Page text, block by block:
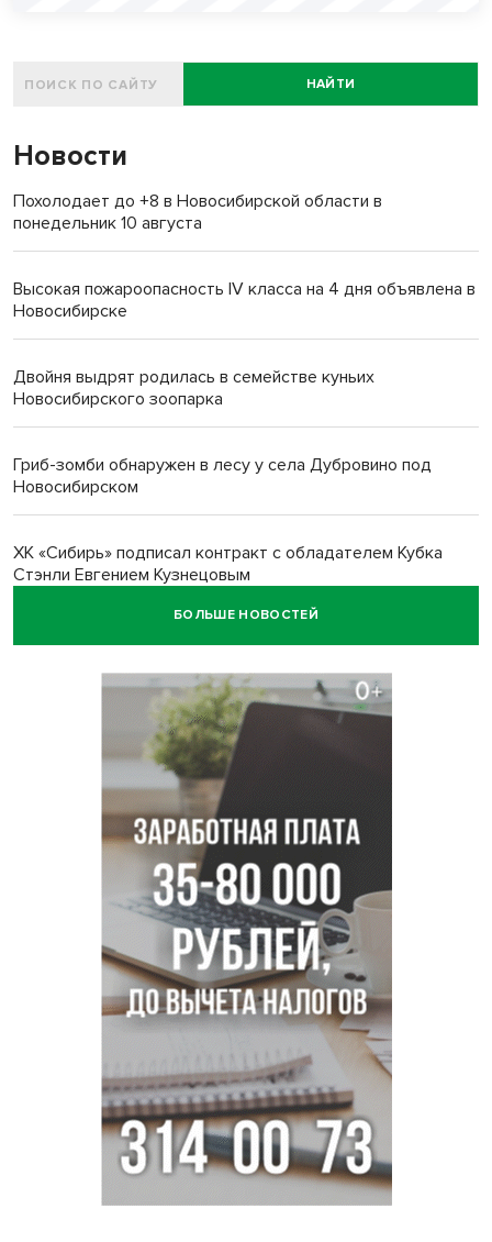
НАЙТИ
Новости
Похолодает до +8 в Новосибирской области в
понедельник 10 августа
Высокая пожароопасность IV класса на 4 дня объявлена в
Новосибирске
Двойня выдрят родилась в семействе куньих
Новосибирского зоопарка
Гриб-зомби обнаружен в лесу у села Дубровино под
Новосибирском
ХК «Сибирь» подписал контракт с обладателем Кубка
Стэнли Евгением Кузнецовым
БОЛЬШЕ НОВОСТЕЙ